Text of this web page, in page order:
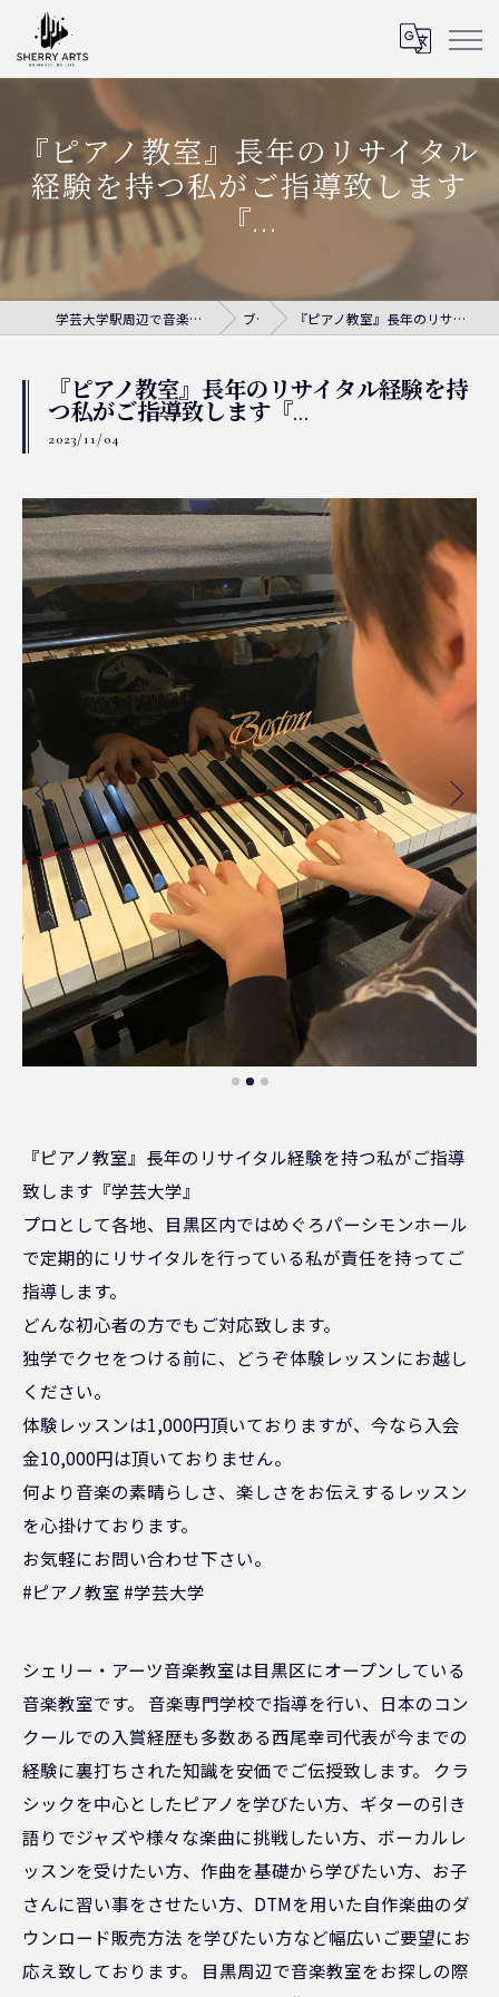
『ピアノ教室』長年のリサイタル
経験を持つ私がご指導致します
『...
学芸大学駅周辺で音楽教室ならシェリー・アーツ音楽教室 ブログ 『ピアノ教室』長年のリサイタル経験を持つ私がご指導致します『...
『ピアノ教室』長年のリサイタル経験を持
つ私がご指導致します『...
2023/11/04
『ピアノ教室』長年のリサイタル経験を持つ私がご指導
致します『学芸大学』
プロとして各地、目黒区内ではめぐろパーシモンホール
で定期的にリサイタルを行っている私が責任を持ってご
指導します。
どんな初心者の方でもご対応致します。
独学でクセをつける前に、どうぞ体験レッスンにお越し
ください。
体験レッスンは1,000円頂いておりますが、今なら入会
金10,000円は頂いておりません。
何より音楽の素晴らしさ、楽しさをお伝えするレッスン
を心掛けております。
お気軽にお問い合わせ下さい。
#ピアノ教室 #学芸大学
シェリー・アーツ音楽教室は目黒区にオープンしている
音楽教室です。 音楽専門学校で指導を行い、日本のコン
クールでの入賞経歴も多数ある西尾幸司代表が今までの
経験に裏打ちされた知識を安価でご伝授致します。 クラ
シックを中心としたピアノを学びたい方、ギターの引き
語りでジャズや様々な楽曲に挑戦したい方、ボーカルレ
ッスンを受けたい方、作曲を基礎から学びたい方、お子
さんに習い事をさせたい方、DTMを用いた自作楽曲のダ
ウンロード販売方法 を学びたい方など幅広いご要望にお
応え致しております。 目黒周辺で音楽教室をお探しの際